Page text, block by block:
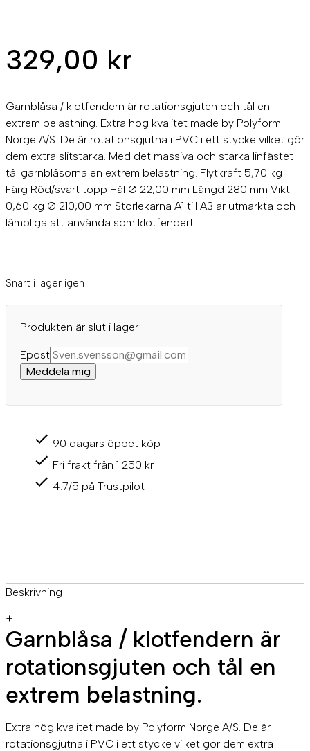
329,00 kr
Garnblåsa / klotfendern är rotationsgjuten och tål en
extrem belastning. Extra hög kvalitet made by Polyform
Norge A/S. De är rotationsgjutna i PVC i ett stycke vilket gör
dem extra slitstarka. Med det massiva och starka linfästet
tål garnblåsorna en extrem belastning. Flytkraft 5,70 kg
Färg Röd/svart topp Hål Ø 22,00 mm Längd 280 mm Vikt
0,60 kg Ø 210,00 mm Storlekarna A1 till A3 är utmärkta och
lämpliga att använda som klotfendert.
Snart i lager igen
Produkten är slut i lager
Epost
Meddela mig
90 dagars öppet köp
Fri frakt från 1 250 kr
4.7/5 på Trustpilot
Beskrivning
+
Garnblåsa / klotfendern är
rotationsgjuten och tål en
extrem belastning.
Extra hög kvalitet made by Polyform Norge A/S. De är
rotationsgjutna i PVC i ett stycke vilket gör dem extra